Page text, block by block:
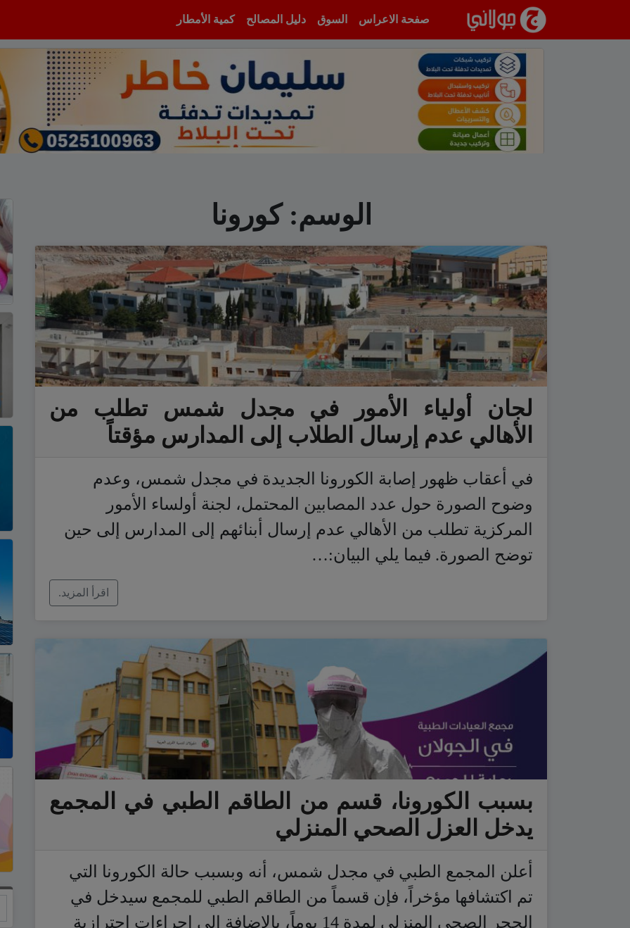
صفحة الاعراس
السوق دليل المصالح كمية الأمطار
الوسم:كورونا
لجان أولياء الأمور في مجدل شمس تطلب من
الأهالي عدم إرسال الطلاب إلى المدارس مؤقتاً
في أعقاب ظهور إصابة الكورونا الجديدة في مجدل شمس، وعدم
وضوح الصورة حول عدد المصابين المحتمل، لجنة أولساء الأمور
المركزية تطلب من الأهالي عدم إرسال أبنائهم إلى المدارس إلى حين
توضح الصورة. فيما يلي البيان:…
اقرأ المزيد.
بسبب الكورونا، قسم من الطاقم الطبي في المجمع
يدخل العزل الصحي المنزلي
أعلن المجمع الطبي في مجدل شمس، أنه وبسبب حالة الكورونا التي
تم اكتشافها مؤخراً، فإن قسماً من الطاقم الطبي للمجمع سيدخل في
الحجر الصحي المنزلي لمدة 14 يوماً، بالإضافة إلى إجراءات احترازية